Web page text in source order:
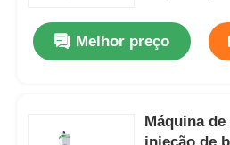
Todos os casos
Máquina de moldagem por
Melhor preço
Máquina
injeção de